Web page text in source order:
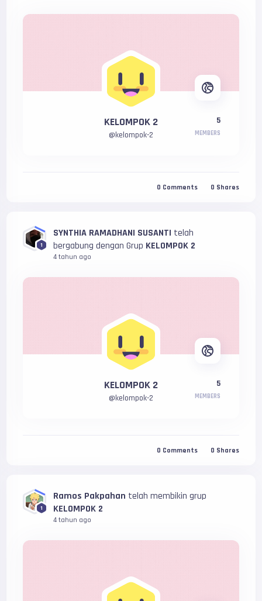
KELOMPOK 2
@kelompok-2
5
MEMBERS
0 Comments 0 Shares
1
SYNTHIA RAMADHANI SUSANTI telah
bergabung dengan Grup KELOMPOK 2
4 tahun ago
KELOMPOK 2
@kelompok-2
5
MEMBERS
0 Comments 0 Shares
1
Ramos Pakpahan telah membikin grup
KELOMPOK 2
4 tahun ago